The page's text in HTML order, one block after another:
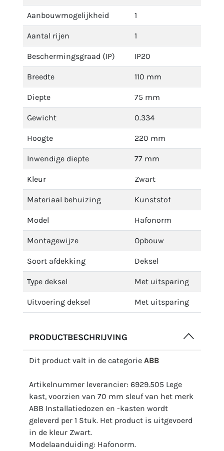
Aanbouwmogelijkheid 1
Aantal rijen 1
Beschermingsgraad (IP) IP20
Breedte 110 mm
Diepte 75 mm
Gewicht 0.334
Hoogte 220 mm
Inwendige diepte 77 mm
Kleur Zwart
Materiaal behuizing Kunststof
Model Hafonorm
Montagewijze Opbouw
Soort afdekking Deksel
Type deksel Met uitsparing
Uitvoering deksel Met uitsparing
PRODUCTBESCHRIJVING
Dit product valt in de categorie ABB
Artikelnummer leverancier: 6929.505 Lege
kast, voorzien van 70 mm sleuf van het merk
ABB Installatiedozen en -kasten wordt
geleverd per 1 Stuk. Het product is uitgevoerd
in de kleur Zwart.
Modelaanduiding: Hafonorm.